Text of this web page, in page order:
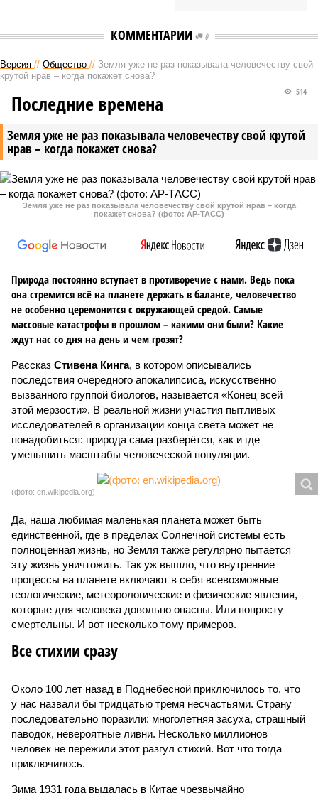
КОММЕНТАРИИ 0
Версия // Общество // Земля уже не раз показывала человечеству свой
крутой нрав – когда покажет снова?
Земля уже не раз показывала человечеству свой крутой
нрав – когда покажет снова?
514
Последние времена
Земля уже не раз показывала человечеству свой крутой нрав – когда
покажет снова? (фото: АР-ТАСС)
Природа постоянно вступает в противоречие с нами. Ведь пока
она стремится всё на планете держать в балансе, человечество
не особенно церемонится с окружающей средой. Самые
массовые катастрофы в прошлом – какими они были? Какие
ждут нас со дня на день и чем грозят?
Рассказ Стивена Кинга, в котором описывались
последствия очередного апокалипсиса, искусственно
вызванного группой биологов, называется «Конец всей
этой мерзости». В реальной жизни участия пытливых
исследователей в организации конца света может не
понадобиться: природа сама разберётся, как и где
уменьшить масштабы человеческой популяции.
(фото: en.wikipedia.org)
Да, наша любимая маленькая планета может быть
единственной, где в пределах Солнечной системы есть
полноценная жизнь, но Земля также регулярно пытается
эту жизнь уничтожить. Так уж вышло, что внутренние
процессы на планете включают в себя всевозможные
геологические, метеорологические и физические явления,
которые для человека довольно опасны. Или попросту
смертельны. И вот несколько тому примеров.
Все стихии сразу
Около 100 лет назад в Поднебесной приключилось то, что
у нас назвали бы тридцатью тремя несчастьями. Страну
последовательно поразили: многолетняя засуха, страшный
паводок, невероятные ливни. Несколько миллионов
человек не пережили этот разгул стихий. Вот что тогда
приключилось.
Зима 1931 года выдалась в Китае чрезвычайно